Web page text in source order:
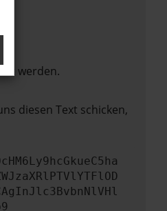
werden.
diesen Text schicken,